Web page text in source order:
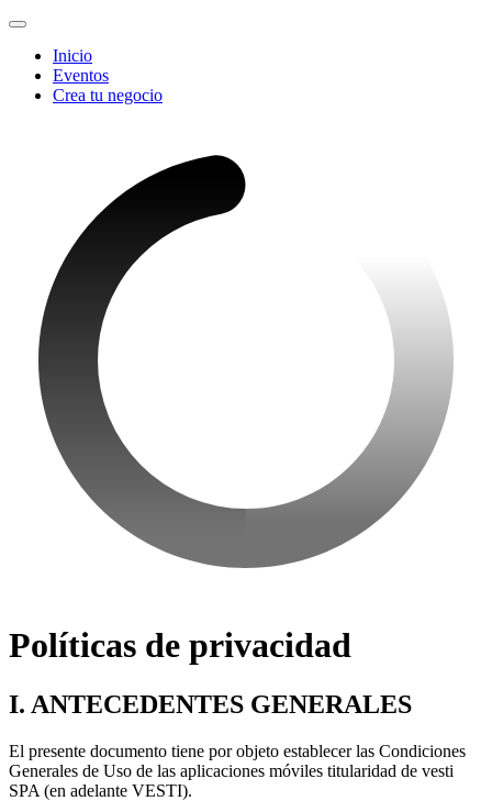
Inicio
Eventos
Crea tu negocio
Políticas de privacidad
I. ANTECEDENTES GENERALES
El presente documento tiene por objeto establecer las Condiciones
Generales de Uso de las aplicaciones móviles titularidad de vesti
SPA (en adelante VESTI).